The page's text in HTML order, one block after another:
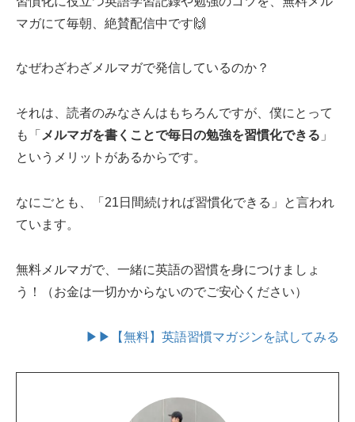
マガにて毎朝、絶賛配信中です🙌
なぜわざわざメルマガで発信しているのか？
それは、読者のみなさんはもちろんですが、僕にとって
も「 メルマガを書くことで毎日の勉強を習慣化できる 」
というメリットがあるからです。
なにごとも、「21日間続ければ習慣化できる」と言われ
ています。
無料メルマガで、一緒に英語の習慣を身につけましょ
う！（お金は一切かからないのでご安心ください）
▶▶【無料】英語習慣マガジンを試してみる